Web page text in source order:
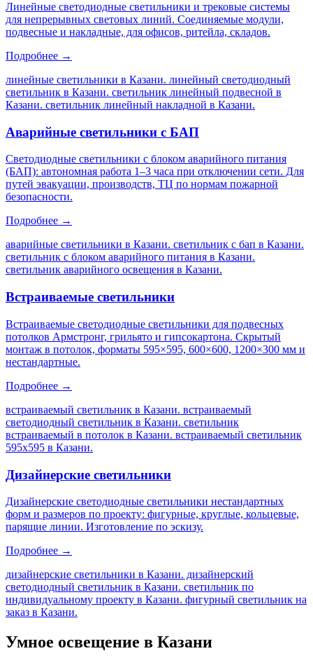
Линейные светодиодные светильники и трековые системы
для непрерывных световых линий. Соединяемые модули,
подвесные и накладные, для офисов, ритейла, складов.
Подробнее →
линейные светильники в Казани. линейный светодиодный
светильник в Казани. светильник линейный подвесной в
Казани. светильник линейный накладной в Казани.
Аварийные светильники с БАП
Светодиодные светильники с блоком аварийного питания
(БАП): автономная работа 1–3 часа при отключении сети. Для
путей эвакуации, производств, ТЦ по нормам пожарной
безопасности.
Подробнее →
аварийные светильники в Казани. светильник с бап в Казани.
светильник с блоком аварийного питания в Казани.
светильник аварийного освещения в Казани.
Встраиваемые светильники
Встраиваемые светодиодные светильники для подвесных
потолков Армстронг, грильято и гипсокартона. Скрытый
монтаж в потолок, форматы 595×595, 600×600, 1200×300 мм и
нестандартные.
Подробнее →
встраиваемый светильник в Казани. встраиваемый
светодиодный светильник в Казани. светильник
встраиваемый в потолок в Казани. встраиваемый светильник
595х595 в Казани.
Дизайнерские светильники
Дизайнерские светодиодные светильники нестандартных
форм и размеров по проекту: фигурные, круглые, кольцевые,
парящие линии. Изготовление по эскизу.
Подробнее →
дизайнерские светильники в Казани. дизайнерский
светодиодный светильник в Казани. светильник по
индивидуальному проекту в Казани. фигурный светильник на
заказ в Казани.
Умное освещение в Казани